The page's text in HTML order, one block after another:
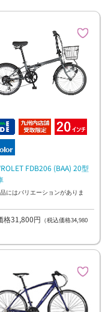
FDB206 (BAA) 20型
にはバリエーションがありま
格31,800円 （税込価格34,980